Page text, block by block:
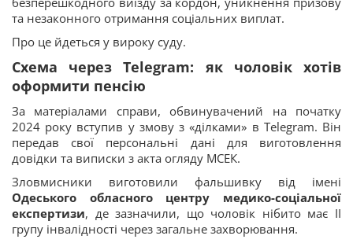
та незаконного отримання соціальних виплат.
Про це йдеться у вироку суду.
Схема через Telegram: як чоловік хотів
оформити пенсію
За матеріалами справи, обвинувачений на початку
2024 року вступив у змову з «ділками» в Telegram. Він
передав свої персональні дані для виготовлення
довідки та виписки з акта огляду МСЕК.
Зловмисники виготовили фальшивку від імені
Одеського обласного центру медико-соціальної
експертизи, де зазначили, що чоловік нібито має ІІ
групу інвалідності через загальне захворювання.